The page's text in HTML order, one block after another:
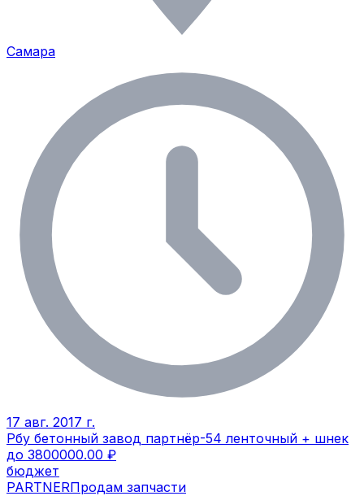
Самара
17 авг. 2017 г.
Рбу бетонный завод партнёр-54 ленточный + шнек
до 3800000.00 ₽
бюджет
PARTNERПродам запчасти